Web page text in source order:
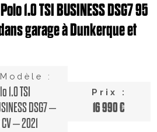
1.0 TSI BUSINESS DSG7 95
garage à Dunkerque et
Modèle :
1.0 TSI
DSG7 –
– 2021
Prix :
16 990 €